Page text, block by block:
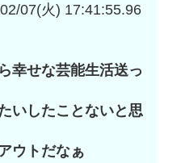
07(火) 17:41:55.96
幸せな芸能生活送っ
いしたことないと思
ウトだなぁ